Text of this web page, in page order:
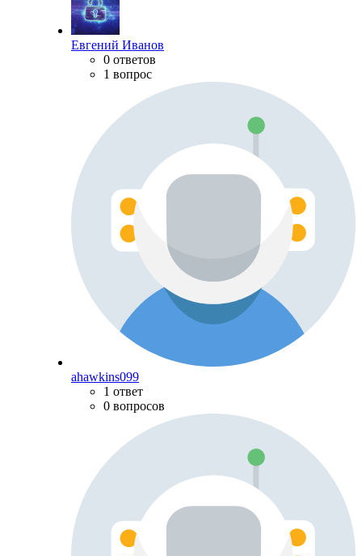
Евгений Иванов
0 ответов
1 вопрос
ahawkins099
1 ответ
0 вопросов